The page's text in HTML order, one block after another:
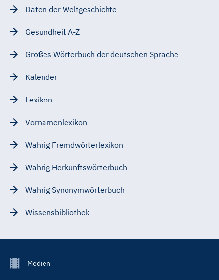
Daten der Weltgeschichte
Gesundheit A-Z
Großes Wörterbuch der deutschen Sprache
Kalender
Lexikon
Vornamenlexikon
Wahrig Fremdwörterlexikon
Wahrig Herkunftswörterbuch
Wahrig Synonymwörterbuch
Wissensbibliothek
FooterMedien